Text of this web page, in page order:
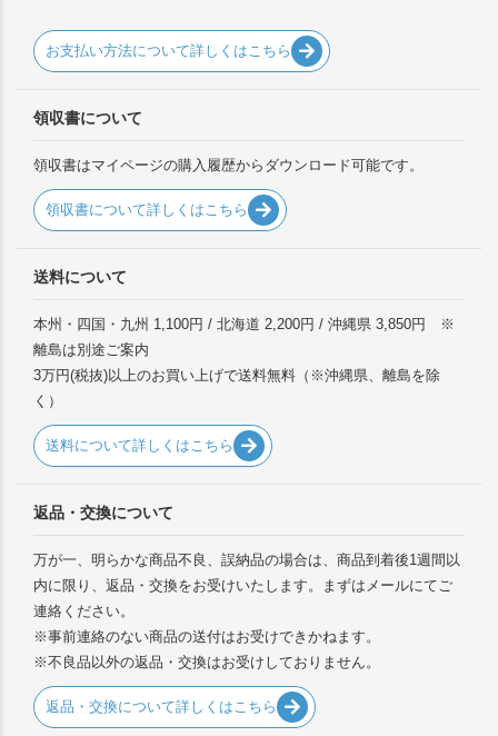
お支払い方法について詳しくはこちら
領収書について
領収書はマイページの購入履歴からダウンロード可能です。
領収書について詳しくはこちら
送料について
本州・四国・九州 1,100円 / 北海道 2,200円 / 沖縄県 3,850円 ※
離島は別途ご案内
3万円(税抜)以上のお買い上げで送料無料（※沖縄県、離島を除
く）
送料について詳しくはこちら
返品・交換について
万が一、明らかな商品不良、誤納品の場合は、商品到着後1週間以
内に限り、返品・交換をお受けいたします。まずはメールにてご
連絡ください。
※事前連絡のない商品の送付はお受けできかねます。
※不良品以外の返品・交換はお受けしておりません。
返品・交換について詳しくはこちら